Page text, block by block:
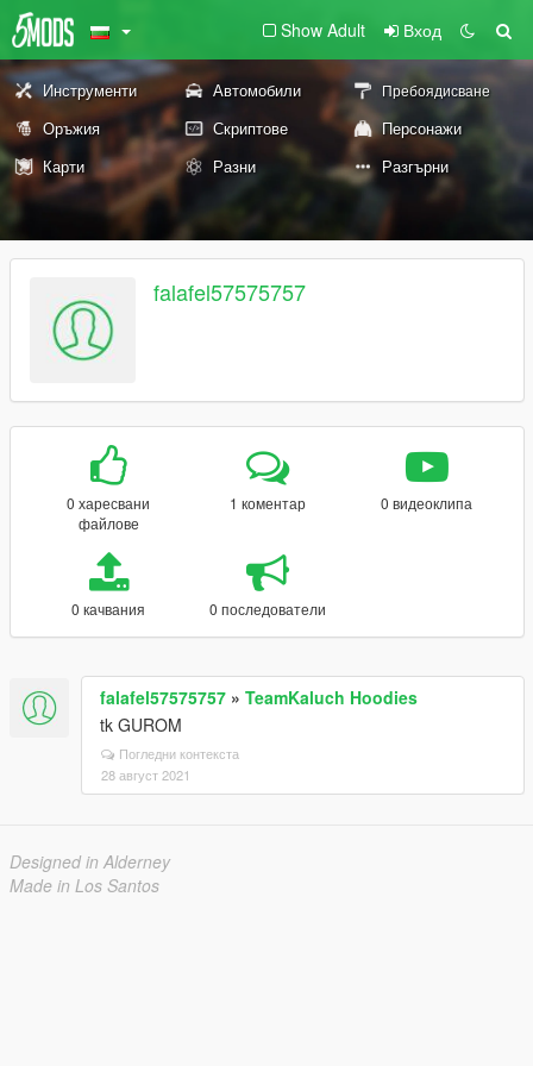
Show Adult Вход
Инструменти Автомобили Пребоядисване
Оръжия Скриптове
Персонажи
Карти
Разни Разгърни
falafel57575757
0 харесвани
файлове
1 коментар 0 видеоклипа
0 качвания 0 последователи
falafel57575757 » TeamKaluch Hoodies
tk GUROM
Погледни контекста
28 август 2021
Designed in Alderney
Made in Los Santos